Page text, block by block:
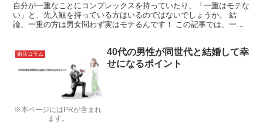
自分が一重なことにコンプレックスを持っていたり、「一重はモテな
い」と、先入観を持っている方はいるのではないでしょうか。 結
論、一重の方は男女問わず実はモテるんです！ この記事では、一重
※本ページにはPRが含まれ
ます。
婚活コラム
40代の男性が同世代と結婚して幸
せになるポイント